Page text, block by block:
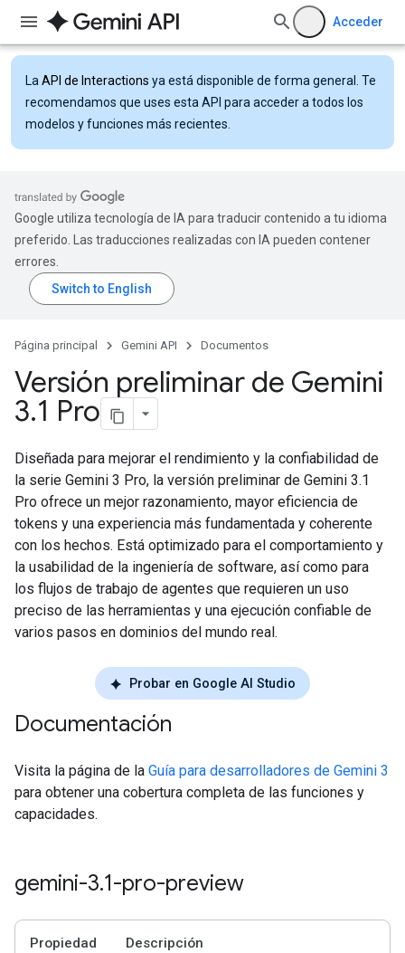
Acceder
La API de Interactions ya está disponible de forma general. Te
recomendamos que uses esta API para acceder a todos los
modelos y funciones más recientes.
Google utiliza tecnología de IA para traducir contenido a tu idioma
preferido. Las traducciones realizadas con IA pueden contener
errores.
Página principal Gemini API Documentos
Versión preliminar de Gemini
3.1 Pro
Diseñada para mejorar el rendimiento y la confiabilidad de
la serie Gemini 3 Pro, la versión preliminar de Gemini 3.1
Pro ofrece un mejor razonamiento, mayor eficiencia de
tokens y una experiencia más fundamentada y coherente
con los hechos. Está optimizado para el comportamiento y
la usabilidad de la ingeniería de software, así como para
los flujos de trabajo de agentes que requieren un uso
preciso de las herramientas y una ejecución confiable de
varios pasos en dominios del mundo real.
Probar en Google AI Studio
Documentación
Visita la página de la Guía para desarrolladores de Gemini 3
para obtener una cobertura completa de las funciones y
capacidades.
gemini-3.1-pro-preview
Propiedad Descripción